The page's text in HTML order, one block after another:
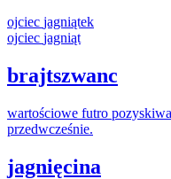
ojciec jagniątek
ojciec jagniąt
brajtszwanc
wartościowe futro
przedwcześnie.
jagnięcina